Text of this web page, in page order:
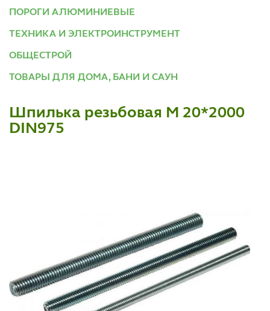
ПОРОГИ АЛЮМИНИЕВЫЕ
ТЕХНИКА И ЭЛЕКТРОИНСТРУМЕНТ
ОБЩЕСТРОЙ
ТОВАРЫ ДЛЯ ДОМА, БАНИ И САУН
Шпилька резьбовая М 20*2000
DIN975